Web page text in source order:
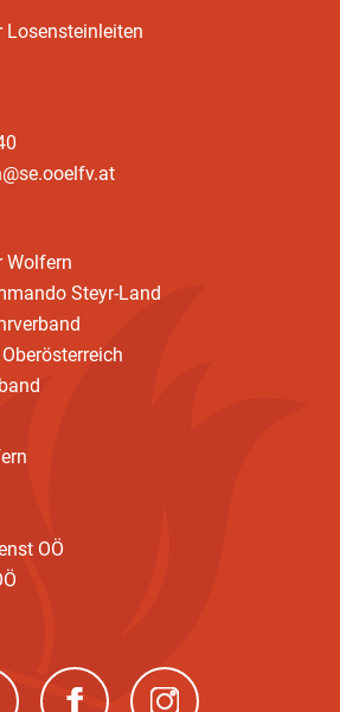
Losensteinleiten
Wolfern
Steyr-Land
OÖ